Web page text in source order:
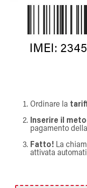
Ordinare la
Inserire il
pagamento
Fatto! La
attivata